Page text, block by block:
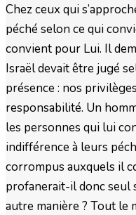
Chez ceux qui
péché selon ce qui
convient pour Lui. Il
Israël devait être jugé
présence : nos
responsabilité. Un
les personnes qui lui
indifférence à leurs
corrompus auxquels il
profanerait-il donc seul
autre manière ? Tout le